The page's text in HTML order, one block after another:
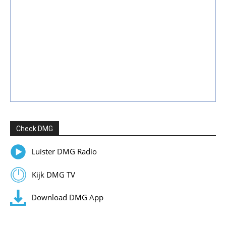
Check DMG
Luister DMG Radio
Kijk DMG TV
Download DMG App